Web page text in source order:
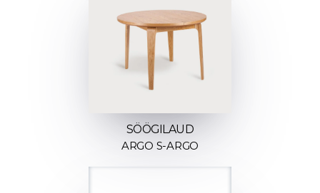
SÖÖGILAUD
ARGO S-ARGO